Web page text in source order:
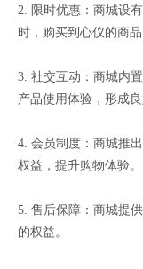
2. 限时优惠：商城设
时，购买到心仪的商品
3. 社交互动：商城内
产品使用体验，形成良
4. 会员制度：商城推
权益，提升购物体验。
5. 售后保障：商城提
的权益。